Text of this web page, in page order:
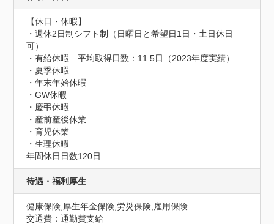
【休日・休暇】
・週休2日制シフト制（日曜日と希望日1日・土日休日
可）
・有給休暇　平均取得日数：11.5日（2023年度実績）
・夏季休暇
・年末年始休暇
・GW休暇
・慶弔休暇
・産前産後休業
・育児休業
・生理休暇
年間休日日数120日
待遇・福利厚生
健康保険,厚生年金保険,労災保険,雇用保険
交通費：通勤費支給